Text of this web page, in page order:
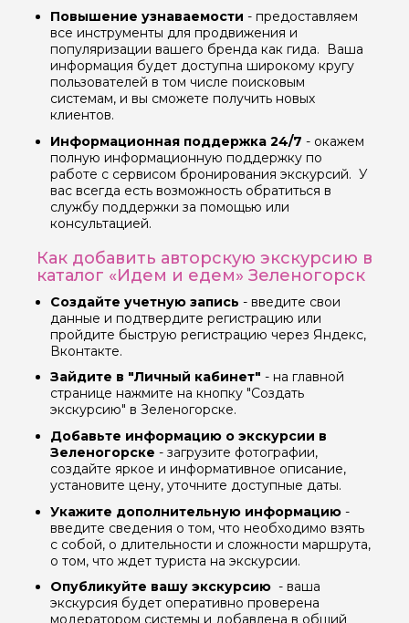
Повышение узнаваемости - предоставляем
все инструменты для продвижения и
популяризации вашего бренда как гида. Ваша
информация будет доступна широкому кругу
пользователей в том числе поисковым
системам, и вы сможете получить новых
клиентов.
Информационная поддержка 24/7 - окажем
полную информационную поддержку по
работе с сервисом бронирования экскурсий. У
вас всегда есть возможность обратиться в
службу поддержки за помощью или
консультацией.
Как добавить авторскую экскурсию в
каталог «Идем и едем» Зеленогорск
Создайте учетную запись - введите свои
данные и подтвердите регистрацию или
пройдите быструю регистрацию через Яндекс,
Вконтакте.
Зайдите в "Личный кабинет" - на главной
странице нажмите на кнопку "Создать
экскурсию" в Зеленогорске.
Добавьте информацию о экскурсии в
Зеленогорске - загрузите фотографии,
создайте яркое и информативное описание,
установите цену, уточните доступные даты.
Укажите дополнительную информацию -
введите сведения о том, что необходимо взять
с собой, о длительности и сложности маршрута,
о том, что ждет туриста на экскурсии.
Опубликуйте вашу экскурсию - ваша
экскурсия будет оперативно проверена
модератором системы и добавлена в общий
Задайте свой вопрос гиду
Как вас зовут
Ваша электронная почта
Ваш номер телефона
Вопросы и комментарии
Если у вас есть интересующие вопросы, можете их
задать
Я даю своё согласие на обработку персональных
данных
Отправить